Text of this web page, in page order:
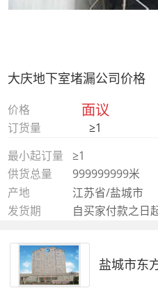
大庆地下室堵漏公司价格
价格 面议
订货量
≥1
最小起订量
≥1
供货总量
999999999米
产地
江苏省/盐城市
发货期
自买家付款之日
盐城市东